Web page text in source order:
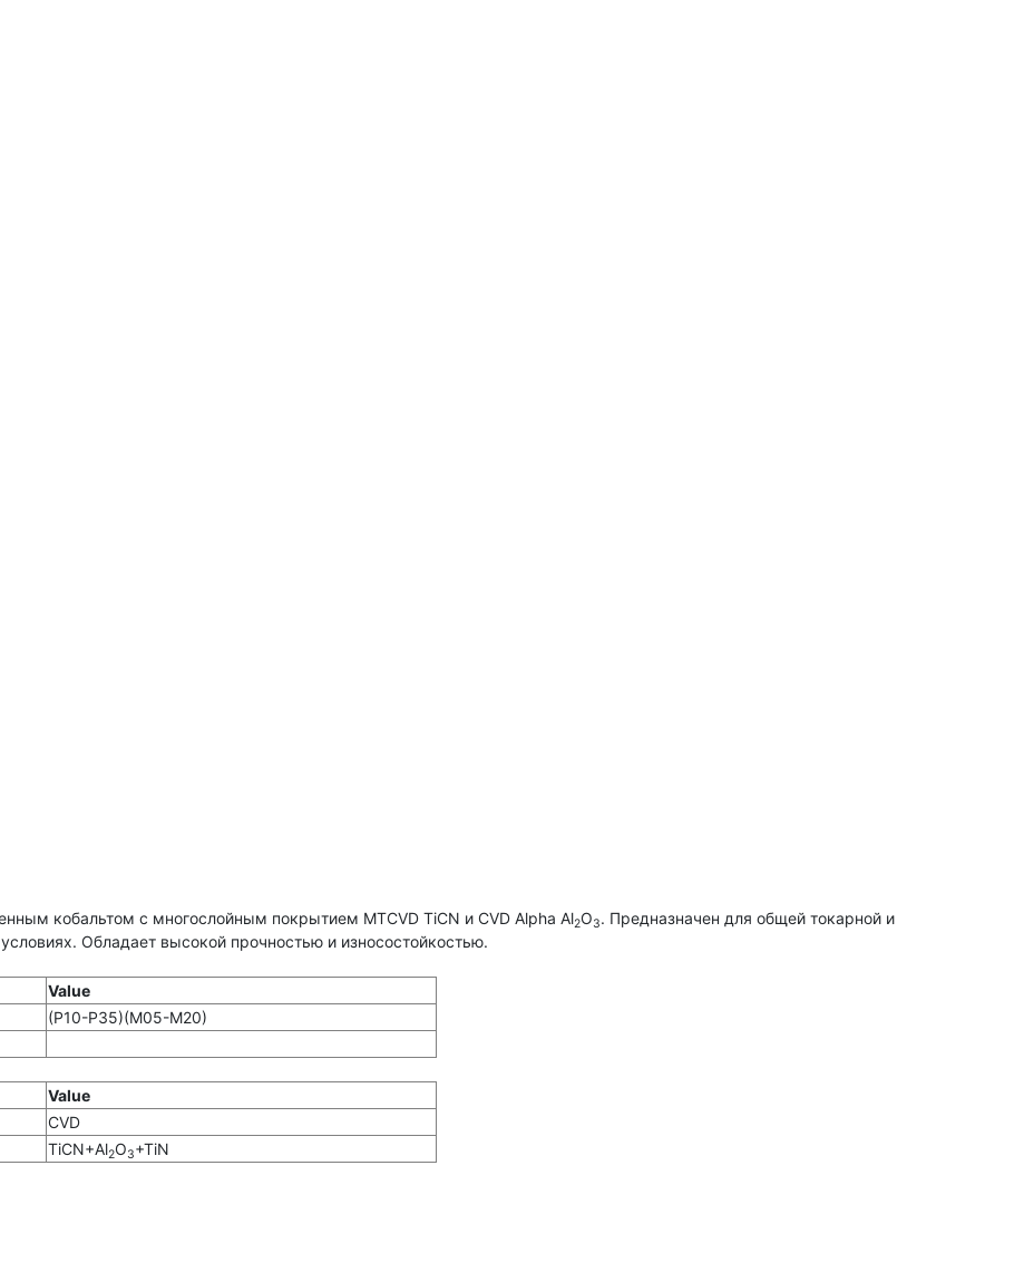
кобальтом с многослойным покрытием MTCVD TiCN и CVD Alpha Al2O3. Предназначен для общей токарной и
Обладает высокой прочностью и износостойкостью.
Value
(P10-P35)(M05-M20)
Value
CVD
TiCN+Al2O3+TiN